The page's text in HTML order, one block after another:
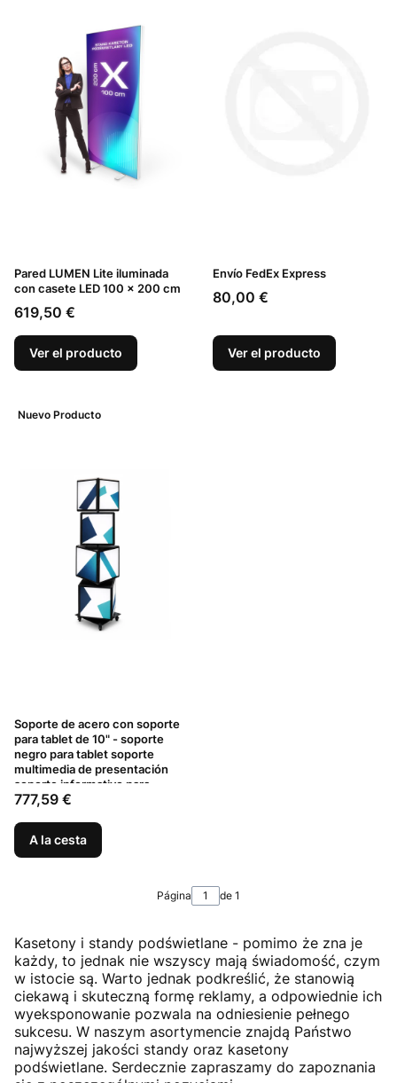
Pared LUMEN Lite iluminada
con casete LED 100 x 200 cm
Precio
619,50 €
Ver el producto
Envío FedEx Express
Precio
80,00 €
Ver el producto
Nuevo Producto
Soporte de acero con soporte
para tablet de 10" - soporte
negro para tablet soporte
multimedia de presentación
soporte informativo para
restaurante gastronomía para
Precio
777,59 €
A la cesta
Página de 1
Kasetony i standy podświetlane - pomimo że zna je
każdy, to jednak nie wszyscy mają świadomość, czym
w istocie są. Warto jednak podkreślić, że stanowią
ciekawą i skuteczną formę reklamy, a odpowiednie ich
wyeksponowanie pozwala na odniesienie pełnego
sukcesu. W naszym asortymencie znajdą Państwo
najwyższej jakości standy oraz kasetony
podświetlane. Serdecznie zapraszamy do zapoznania